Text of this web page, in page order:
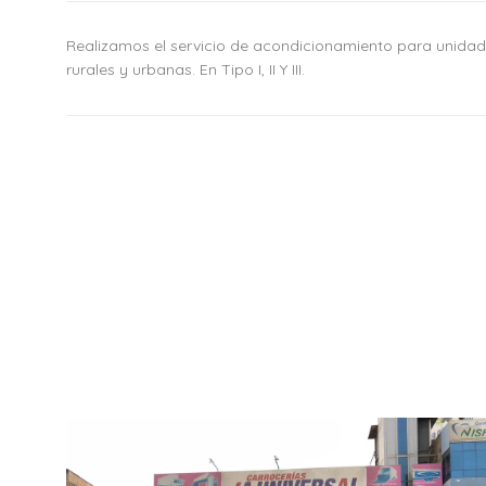
Realizamos el servicio de acondicionamiento para
rurales y urbanas. En Tipo I, II Y III.